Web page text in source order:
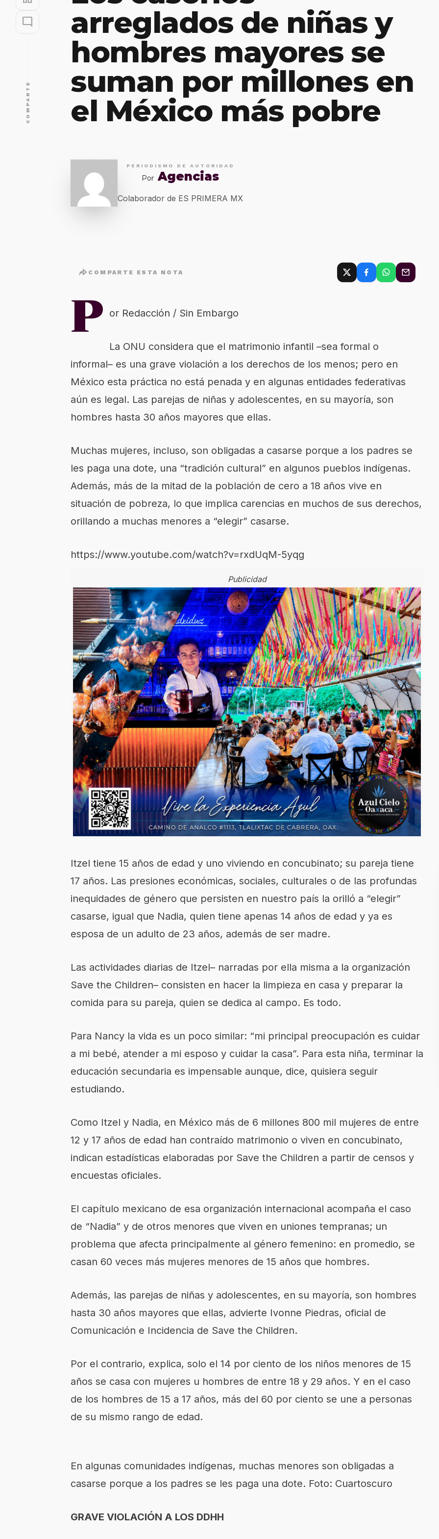
mode_comment
COMPARTE
arreglados de niñas y
hombres mayores se
suman por millones en
el México más pobre
PERIODISMO DE AUTORIDAD
Por Agencias
Colaborador de ES PRIMERA MX
COMPARTE ESTA NOTA
P or Redacción / Sin Embargo
La ONU considera que el matrimonio infantil –sea formal o
informal– es una grave violación a los derechos de los menos; pero en
México esta práctica no está penada y en algunas entidades federativas
aún es legal. Las parejas de niñas y adolescentes, en su mayoría, son
hombres hasta 30 años mayores que ellas.
Muchas mujeres, incluso, son obligadas a casarse porque a los padres se
les paga una dote, una “tradición cultural” en algunos pueblos indígenas.
Además, más de la mitad de la población de cero a 18 años vive en
situación de pobreza, lo que implica carencias en muchos de sus derechos,
orillando a muchas menores a “elegir” casarse.
https://www.youtube.com/watch?v=rxdUqM-5yqg
Publicidad
Itzel tiene 15 años de edad y uno viviendo en concubinato; su pareja tiene
17 años. Las presiones económicas, sociales, culturales o de las profundas
inequidades de género que persisten en nuestro país la orilló a “elegir”
casarse, igual que Nadia, quien tiene apenas 14 años de edad y ya es
esposa de un adulto de 23 años, además de ser madre.
Las actividades diarias de Itzel– narradas por ella misma a la organización
Save the Children– consisten en hacer la limpieza en casa y preparar la
comida para su pareja, quien se dedica al campo. Es todo.
Para Nancy la vida es un poco similar: “mi principal preocupación es cuidar
a mi bebé, atender a mi esposo y cuidar la casa”. Para esta niña, terminar la
educación secundaria es impensable aunque, dice, quisiera seguir
estudiando.
Como Itzel y Nadia, en México más de 6 millones 800 mil mujeres de entre
12 y 17 años de edad han contraído matrimonio o viven en concubinato,
indican estadísticas elaboradas por Save the Children a partir de censos y
encuestas oficiales.
El capítulo mexicano de esa organización internacional acompaña el caso
de “Nadia” y de otros menores que viven en uniones tempranas; un
problema que afecta principalmente al género femenino: en promedio, se
casan 60 veces más mujeres menores de 15 años que hombres.
Además, las parejas de niñas y adolescentes, en su mayoría, son hombres
hasta 30 años mayores que ellas, advierte Ivonne Piedras, oficial de
Comunicación e Incidencia de Save the Children.
Por el contrario, explica, solo el 14 por ciento de los niños menores de 15
años se casa con mujeres u hombres de entre 18 y 29 años. Y en el caso
de los hombres de 15 a 17 años, más del 60 por ciento se une a personas
de su mismo rango de edad.
En algunas comunidades indígenas, muchas menores son obligadas a
casarse porque a los padres se les paga una dote. Foto: Cuartoscuro
GRAVE VIOLACIÓN A LOS DDHH